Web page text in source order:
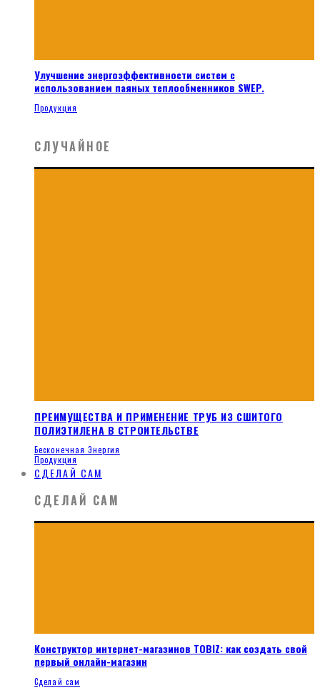
Улучшение энергоэффективности систем с
использованием паяных теплообменников SWEP.
Продукция
СЛУЧАЙНОЕ
ПРЕИМУЩЕСТВА И ПРИМЕНЕНИЕ ТРУБ ИЗ СШИТОГО
ПОЛИЭТИЛЕНА В СТРОИТЕЛЬСТВЕ
Бесконечная Энергия
Продукция
СДЕЛАЙ САМ
СДЕЛАЙ САМ
Конструктор интернет-магазинов TOBIZ: как создать свой
первый онлайн-магазин
Сделай сам